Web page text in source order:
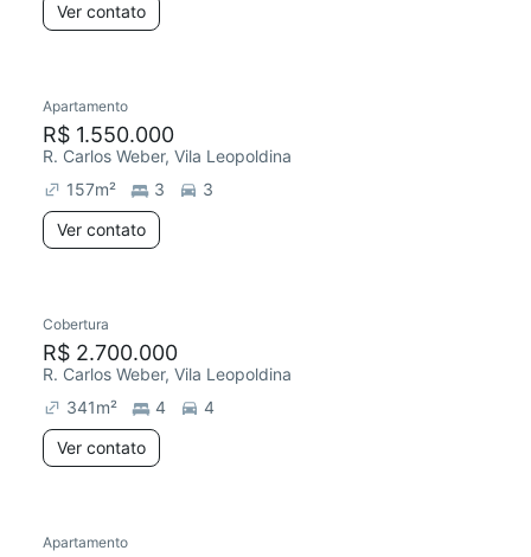
Ver contato
Apartamento
R$ 1.550.000
R. Carlos Weber, Vila Leopoldina
157m² 3
3
Ver contato
Cobertura
R$ 2.700.000
R. Carlos Weber, Vila Leopoldina
341m² 4
4
Ver contato
Apartamento